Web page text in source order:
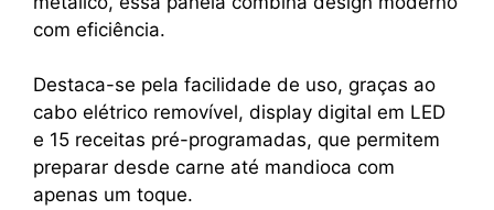
com eficiência.
Destaca-se pela facilidade de uso, graças ao
cabo elétrico removível, display digital em LED
e 15 receitas pré-programadas, que permitem
preparar desde carne até mandioca com
apenas um toque.